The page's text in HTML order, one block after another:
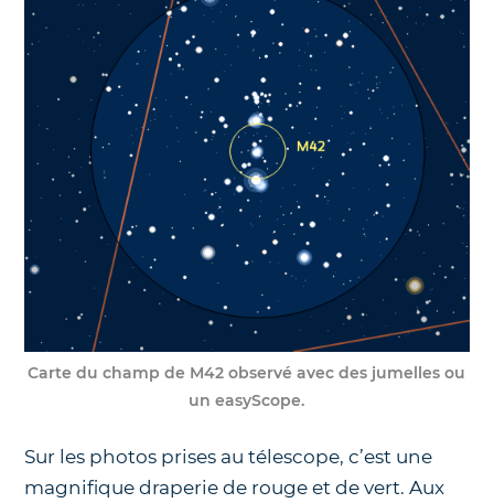
Carte du champ de M42 observé avec des jumelles ou
un easyScope.
Sur les photos prises au télescope, c’est une
magnifique draperie de rouge et de vert. Aux